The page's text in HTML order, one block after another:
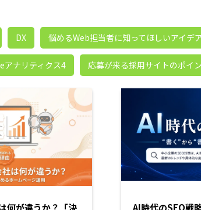
DX 悩めるWeb担当者に知ってほしいアイデ
アナリティクス4 応募が来る採用サイトのポイ
何が違うか？「決
AI時代のSEO戦